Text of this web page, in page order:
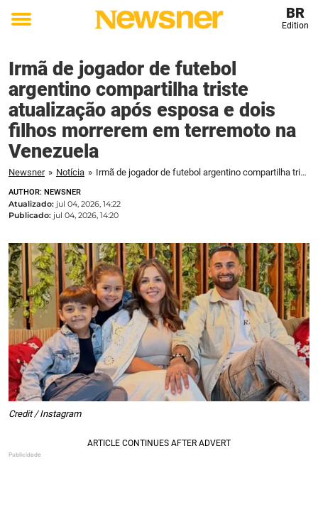
Toggle
BR
Edition
Irmã de jogador de futebol
argentino compartilha triste
atualização após esposa e dois
filhos morrerem em terremoto na
Venezuela
Newsner » Notícia » Irmã de jogador de futebol argentino compartilha triste atualização após esposa e dois filhos morrerem em terremoto na Venezuela
AUTHOR: NEWSNER
Atualizado: jul 04, 2026, 14:22
Publicado: jul 04, 2026, 14:20
Credit / Instagram